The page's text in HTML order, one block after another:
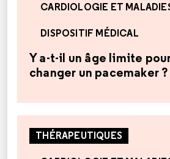
CARDIOLOGIE ET
DISPOSITIF MÉDICAL
Y a-t-il un âge limite
changer un pacemaker ?
THÉRAPEUTIQUES